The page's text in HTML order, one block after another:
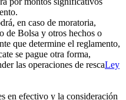
en caso de moratoria,
de Bolsa y otros hechos o
que determine el reglamento,
se pague otra forma,
las operaciones de rescaLey
en efectivo y la consideración